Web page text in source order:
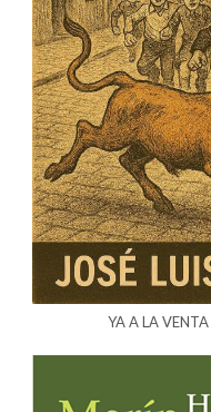
YA A LA VENTA